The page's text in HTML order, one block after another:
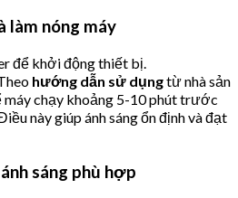
làm nóng máy
để khởi động thiết bị.
hướng dẫn sử dụngtừ nhà sản
máy chạy khoảng 5-10 phút trước
này giúp ánh sáng ổn định và đạt
sáng phù hợp